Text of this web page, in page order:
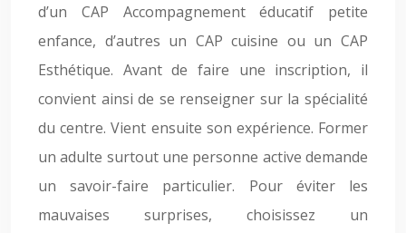
d’un CAP Accompagnement éducatif petite
enfance, d’autres un CAP cuisine ou un CAP
Esthétique. Avant de faire une inscription, il
convient ainsi de se renseigner sur la spécialité
du centre. Vient ensuite son expérience. Former
un adulte surtout une personne active demande
un savoir-faire particulier. Pour éviter les
mauvaises surprises, choisissez un